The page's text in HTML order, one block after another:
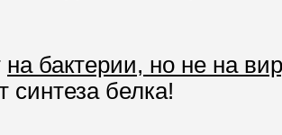
на бактерии, но не на
синтеза белка!